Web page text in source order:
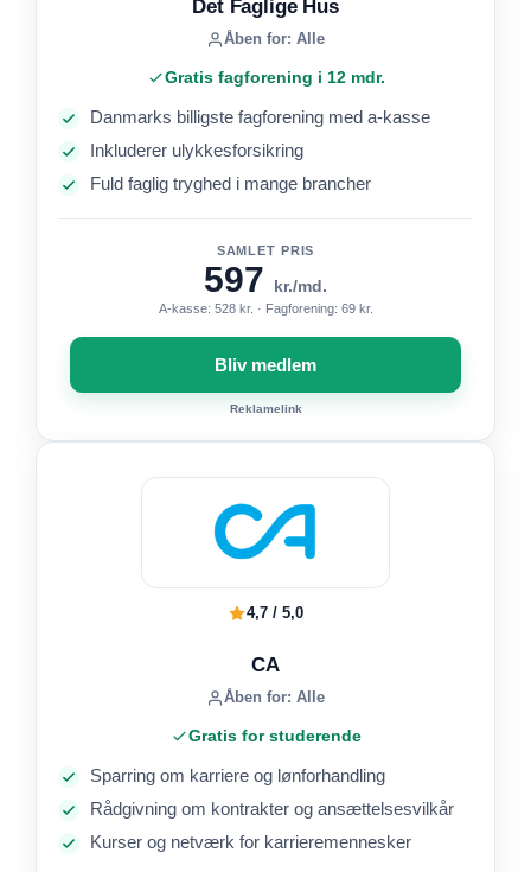
Det Faglige Hus
Åben for: Alle
Gratis fagforening i 12 mdr.
Danmarks billigste fagforening med a-kasse
Inkluderer ulykkesforsikring
Fuld faglig tryghed i mange brancher
SAMLET PRIS
597 kr./md.
A-kasse: 528 kr. · Fagforening: 69 kr.
Bliv medlem
Reklamelink
4,7 / 5,0
CA
Åben for: Alle
Gratis for studerende
Sparring om karriere og lønforhandling
Rådgivning om kontrakter og ansættelsesvilkår
Kurser og netværk for karrieremennesker